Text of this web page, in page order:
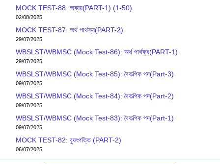
MOCK TEST-88: অব্যয়(PART-1) (1-50)
02/08/2025
MOCK TEST-87: অর্থ পার্থক্য(PART-2)
29/07/2025
WBSLST/WBMSC (Mock Test-86): অর্থ পার্থক্য(PART-1)
29/07/2025
WBSLST/WBMSC (Mock Test-85): বৈকল্পিক পদ(Part-3)
09/07/2025
WBSLST/WBMSC (Mock Test-84): বৈকল্পিক পদ(Part-2)
09/07/2025
WBSLST/WBMSC (Mock Test-83): বৈকল্পিক পদ(Part-1)
09/07/2025
MOCK TEST-82: ব‍্যুৎপত্তি (PART-2)
06/07/2025